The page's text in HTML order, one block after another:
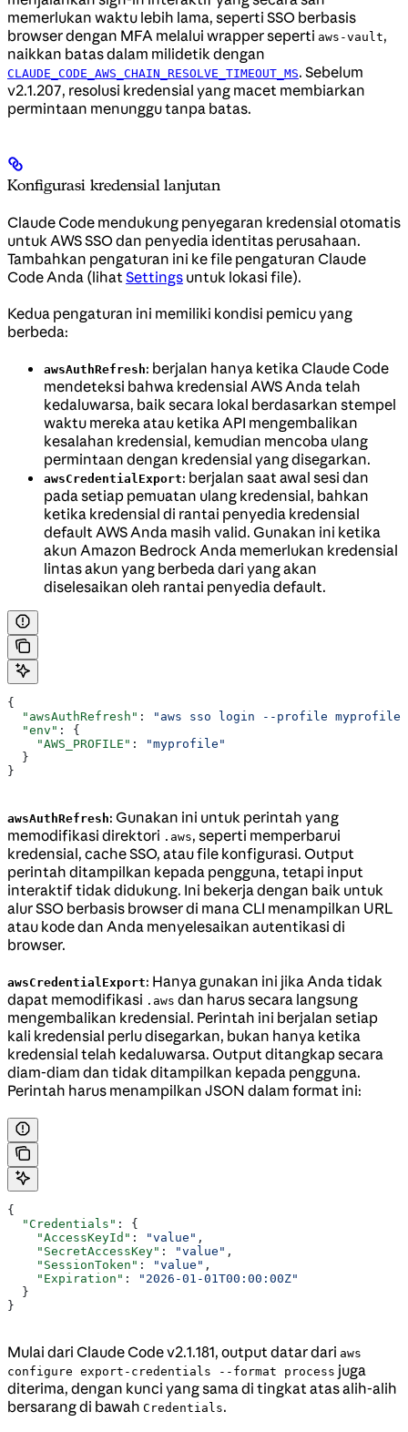
memerlukan waktu lebih lama, seperti SSO berbasis
browser dengan MFA melalui wrapper seperti aws-vault,
naikkan batas dalam milidetik dengan
CLAUDE_CODE_AWS_CHAIN_RESOLVE_TIMEOUT_MS. Sebelum
v2.1.207, resolusi kredensial yang macet membiarkan
permintaan menunggu tanpa batas.
Konfigurasi kredensial lanjutan
Claude Code mendukung penyegaran kredensial otomatis
untuk AWS SSO dan penyedia identitas perusahaan.
Tambahkan pengaturan ini ke file pengaturan Claude
Code Anda (lihat Settings untuk lokasi file).
Kedua pengaturan ini memiliki kondisi pemicu yang
berbeda:
awsAuthRefresh: berjalan hanya ketika Claude Code
mendeteksi bahwa kredensial AWS Anda telah
kedaluwarsa, baik secara lokal berdasarkan stempel
waktu mereka atau ketika API mengembalikan
kesalahan kredensial, kemudian mencoba ulang
permintaan dengan kredensial yang disegarkan.
awsCredentialExport: berjalan saat awal sesi dan
pada setiap pemuatan ulang kredensial, bahkan
ketika kredensial di rantai penyedia kredensial
default AWS Anda masih valid. Gunakan ini ketika
akun Amazon Bedrock Anda memerlukan kredensial
lintas akun yang berbeda dari yang akan
diselesaikan oleh rantai penyedia default.
{
  "awsAuthRefresh"
:
"aws sso login --profile myprofile"
  "env"
: {
    "AWS_PROFILE"
:
"myprofile"
  }
}
awsAuthRefresh: Gunakan ini untuk perintah yang
memodifikasi direktori .aws, seperti memperbarui
kredensial, cache SSO, atau file konfigurasi. Output
perintah ditampilkan kepada pengguna, tetapi input
interaktif tidak didukung. Ini bekerja dengan baik untuk
alur SSO berbasis browser di mana CLI menampilkan URL
atau kode dan Anda menyelesaikan autentikasi di
browser.
awsCredentialExport: Hanya gunakan ini jika Anda tidak
dapat memodifikasi .aws dan harus secara langsung
mengembalikan kredensial. Perintah ini berjalan setiap
kali kredensial perlu disegarkan, bukan hanya ketika
kredensial telah kedaluwarsa. Output ditangkap secara
diam-diam dan tidak ditampilkan kepada pengguna.
Perintah harus menampilkan JSON dalam format ini:
{
  "Credentials"
: {
    "AccessKeyId"
: "value" ,
    "SecretAccessKey"
: "value" ,
    "SessionToken"
: "value" ,
    "Expiration"
:
"2026-01-01T00:00:00Z"
  }
}
Mulai dari Claude Code v2.1.181, output datar dari aws
configure export-credentials --format process juga
diterima, dengan kunci yang sama di tingkat atas alih-alih
bersarang di bawah Credentials.